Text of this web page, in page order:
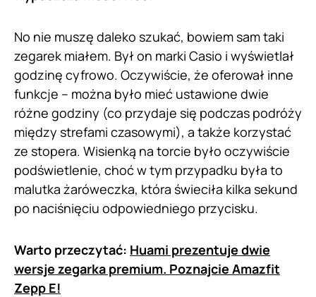
No nie muszę daleko szukać, bowiem sam taki
zegarek miałem. Był on marki Casio i wyświetlał
godzinę cyfrowo. Oczywiście, że oferował inne
funkcje – można było mieć ustawione dwie
różne godziny (co przydaje się podczas podróży
między strefami czasowymi), a także korzystać
ze stopera. Wisienką na torcie było oczywiście
podświetlenie, choć w tym przypadku była to
malutka żaróweczka, która świeciła kilka sekund
po naciśnięciu odpowiedniego przycisku.
Warto przeczytać: Huami prezentuje dwie
wersje zegarka premium. Poznajcie Amazfit
Zepp E!